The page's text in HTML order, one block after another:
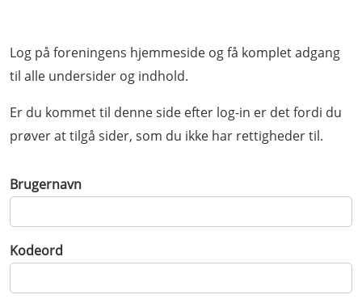
Log på foreningens hjemmeside og få komplet adgang
til alle undersider og indhold.
Er du kommet til denne side efter log-in er det fordi du
prøver at tilgå sider, som du ikke har rettigheder til.
Brugernavn
Kodeord